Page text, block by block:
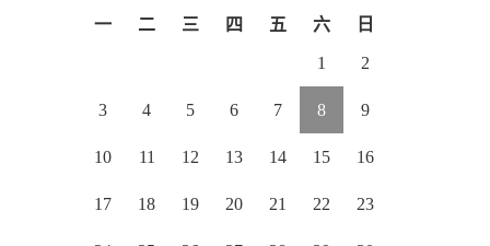
一 二 三 四 五 六 日
1 2
3 4 5 6 7 8 9
10 11 12 13 14 15 16
17 18 19 20 21 22 23